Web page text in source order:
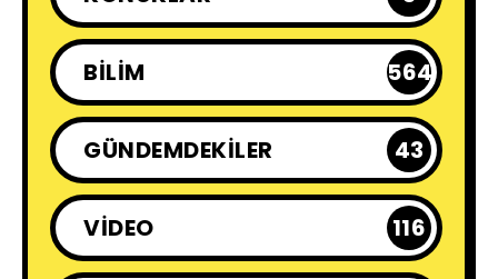
BILIM 564
GÜNDEMDEKILER 43
VIDEO 116